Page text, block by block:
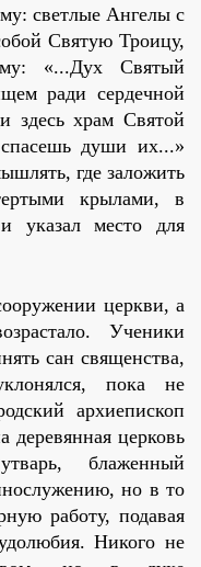
светлые Ангелы с
Святую Троицу,
«...Дух Святый
ради сердечной
здесь храм Святой
души их...»
где заложить
крылами, в
указал место для
церкви, а
Ученики
сан священства,
пока не
архиепископ
деревянная церковь
блаженный
но в то
работу, подавая
Никого не